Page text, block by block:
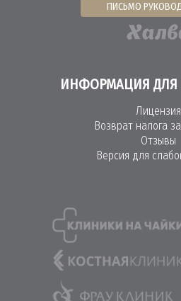
ИНФОРМАЦИЯ ДЛЯ
Лицензия
Возврат налога
Отзывы
Версия для
ПИСЬМО